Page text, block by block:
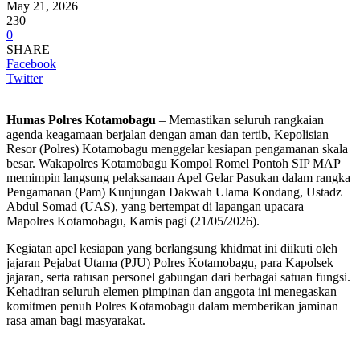
May 21, 2026
230
0
SHARE
Facebook
Twitter
Humas Polres Kotamobagu – Memastikan seluruh rangkaian
agenda keagamaan berjalan dengan aman dan tertib, Kepolisian
Resor (Polres) Kotamobagu menggelar kesiapan pengamanan skala
besar. Wakapolres Kotamobagu Kompol Romel Pontoh SIP MAP
memimpin langsung pelaksanaan Apel Gelar Pasukan dalam rangka
Pengamanan (Pam) Kunjungan Dakwah Ulama Kondang, Ustadz
Abdul Somad (UAS), yang bertempat di lapangan upacara
Mapolres Kotamobagu, Kamis pagi (21/05/2026).
Kegiatan apel kesiapan yang berlangsung khidmat ini diikuti oleh
jajaran Pejabat Utama (PJU) Polres Kotamobagu, para Kapolsek
jajaran, serta ratusan personel gabungan dari berbagai satuan fungsi.
Kehadiran seluruh elemen pimpinan dan anggota ini menegaskan
komitmen penuh Polres Kotamobagu dalam memberikan jaminan
rasa aman bagi masyarakat.